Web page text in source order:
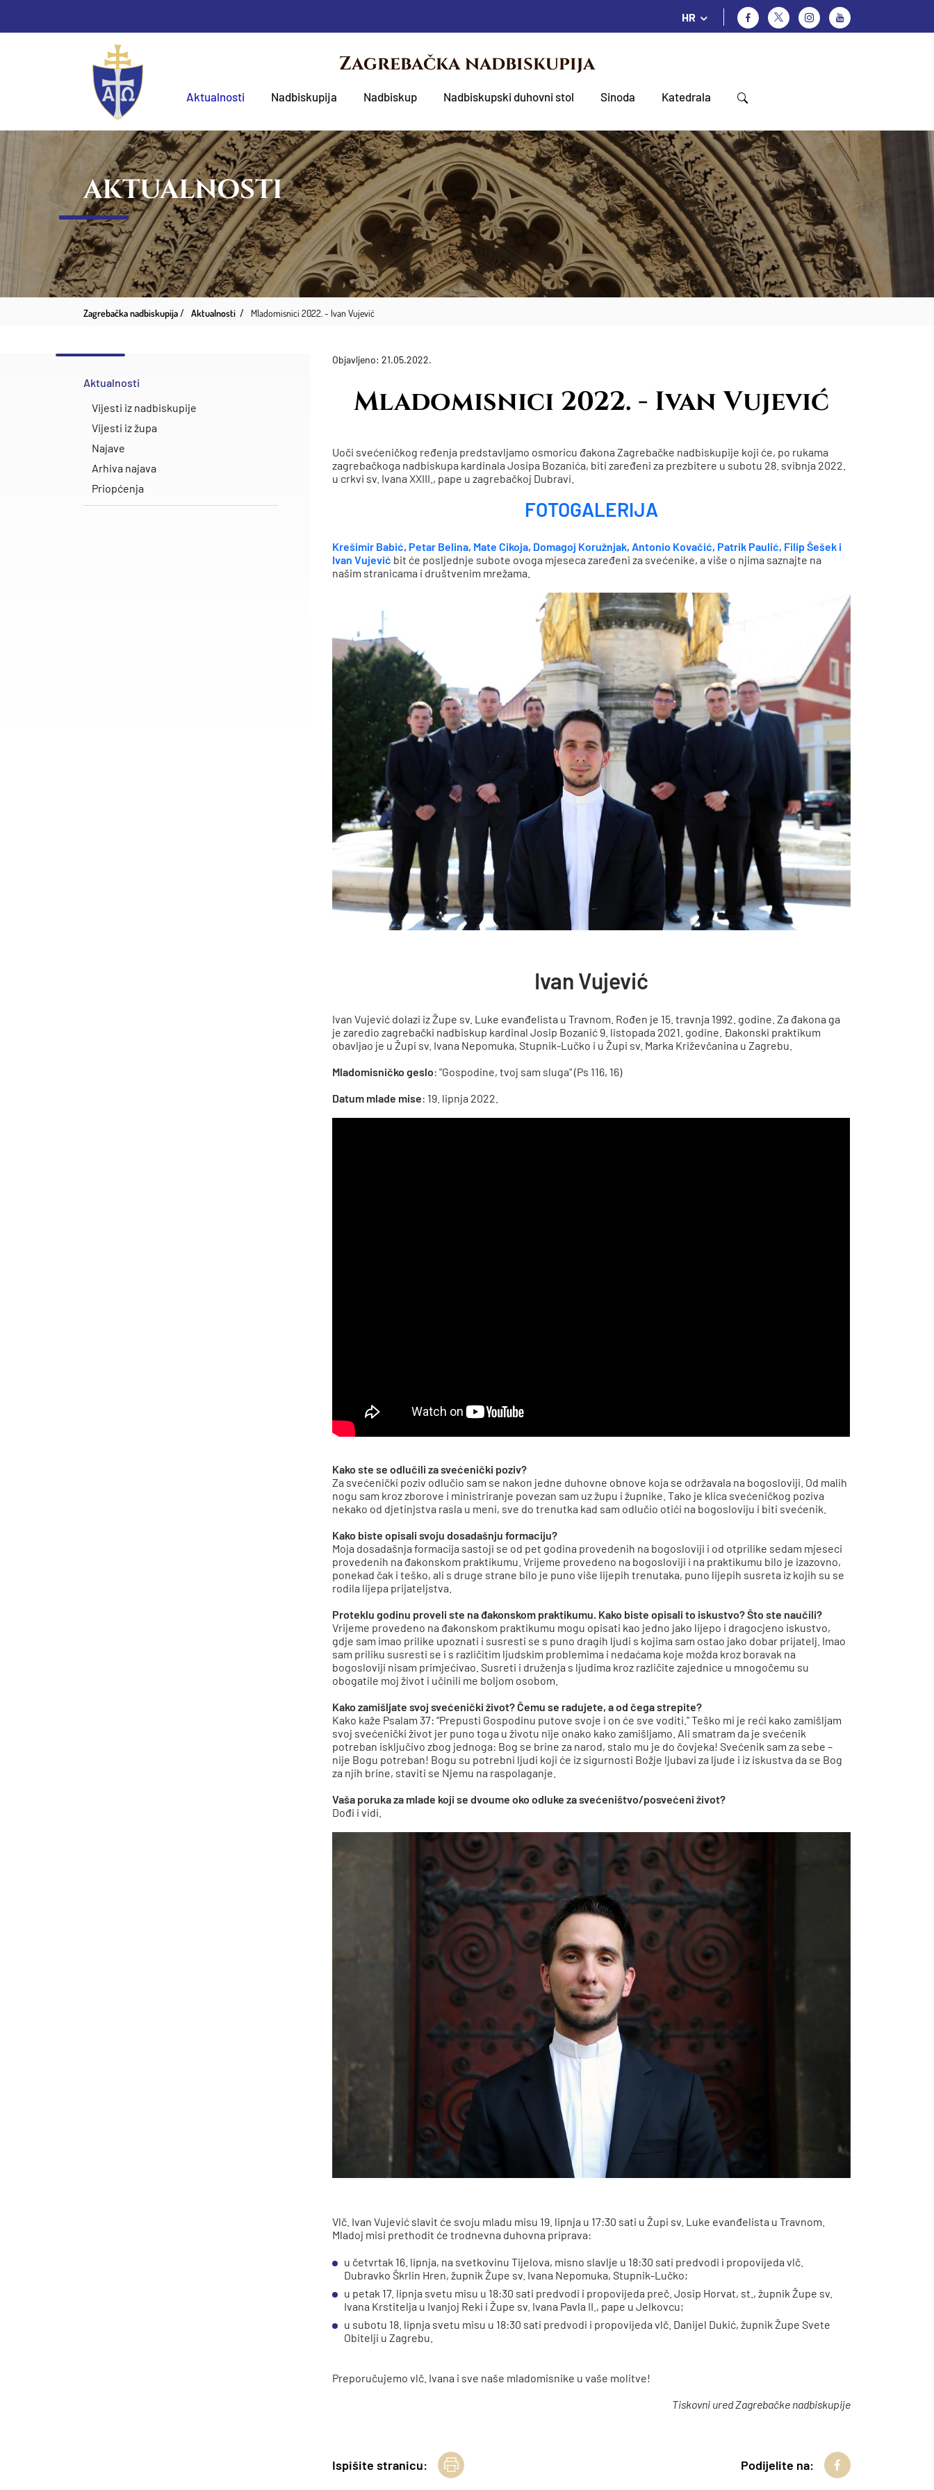
HR
Zagrebačka nadbiskupija
Aktualnosti Nadbiskupija Nadbiskup Nadbiskupski duhovni stol Sinoda Katedrala
AKTUALNOSTI
Zagrebačka nadbiskupija Aktualnosti Mladomisnici 2022. - Ivan Vujević
Aktualnosti
Vijesti iz nadbiskupije
Vijesti iz župa
Najave
Arhiva najava
Priopćenja
Objavljeno: 21.05.2022.
Mladomisnici 2022. - Ivan Vujević
Uoči svećeničkog ređenja predstavljamo osmoricu đakona Zagrebačke nadbiskupije koji će, po rukama
zagrebačkoga nadbiskupa kardinala Josipa Bozanića, biti zaređeni za prezbitere u subotu 28. svibnja 2022.
u crkvi sv. Ivana XXIII., pape u zagrebačkoj Dubravi.
FOTOGALERIJA
Krešimir Babić, Petar Belina, Mate Cikoja, Domagoj Koružnjak, Antonio Kovačić, Patrik Paulić, Filip Šešek i
Ivan Vujević bit će posljednje subote ovoga mjeseca zaređeni za svećenike, a više o njima saznajte na
našim stranicama i društvenim mrežama.
Ivan Vujević
Ivan Vujević dolazi iz Župe sv. Luke evanđelista u Travnom. Rođen je 15. travnja 1992. godine. Za đakona ga
je zaredio zagrebački nadbiskup kardinal Josip Bozanić 9. listopada 2021. godine. Đakonski praktikum
obavljao je u Župi sv. Ivana Nepomuka, Stupnik-Lučko i u Župi sv. Marka Križevčanina u Zagrebu.
Mladomisničko geslo: "Gospodine, tvoj sam sluga" (Ps 116, 16)
Datum mlade mise: 19. lipnja 2022.
Kako ste se odlučili za svećenički poziv?
Za svećenički poziv odlučio sam se nakon jedne duhovne obnove koja se održavala na bogosloviji. Od malih
nogu sam kroz zborove i ministriranje povezan sam uz župu i župnike. Tako je klica svećeničkog poziva
nekako od djetinjstva rasla u meni, sve do trenutka kad sam odlučio otići na bogosloviju i biti svećenik.
Kako biste opisali svoju dosadašnju formaciju?
Moja dosadašnja formacija sastoji se od pet godina provedenih na bogosloviji i od otprilike sedam mjeseci
provedenih na đakonskom praktikumu. Vrijeme provedeno na bogosloviji i na praktikumu bilo je izazovno,
ponekad čak i teško, ali s druge strane bilo je puno više lijepih trenutaka, puno lijepih susreta iz kojih su se
rodila lijepa prijateljstva.
Proteklu godinu proveli ste na đakonskom praktikumu. Kako biste opisali to iskustvo? Što ste naučili?
Vrijeme provedeno na đakonskom praktikumu mogu opisati kao jedno jako lijepo i dragocjeno iskustvo,
gdje sam imao prilike upoznati i susresti se s puno dragih ljudi s kojima sam ostao jako dobar prijatelj. Imao
sam priliku susresti se i s različitim ljudskim problemima i nedaćama koje možda kroz boravak na
bogosloviji nisam primjećivao. Susreti i druženja s ljudima kroz različite zajednice u mnogočemu su
obogatile moj život i učinili me boljom osobom.
Kako zamišljate svoj svećenički život? Čemu se radujete, a od čega strepite?
Kako kaže Psalam 37: “Prepusti Gospodinu putove svoje i on će sve voditi.” Teško mi je reći kako zamišljam
svoj svećenički život jer puno toga u životu nije onako kako zamišljamo. Ali smatram da je svećenik
potreban isključivo zbog jednoga: Bog se brine za narod, stalo mu je do čovjeka! Svećenik sam za sebe –
nije Bogu potreban! Bogu su potrebni ljudi koji će iz sigurnosti Božje ljubavi za ljude i iz iskustva da se Bog
za njih brine, staviti se Njemu na raspolaganje.
Vaša poruka za mlade koji se dvoume oko odluke za svećeništvo/posvećeni život?
Dođi i vidi.
Vlč. Ivan Vujević slavit će svoju mladu misu 19. lipnja u 17:30 sati u Župi sv. Luke evanđelista u Travnom.
Mladoj misi prethodit će trodnevna duhovna priprava:
u četvrtak 16. lipnja, na svetkovinu Tijelova, misno slavlje u 18:30 sati predvodi i propovijeda vlč.
Dubravko Škrlin Hren, župnik Župe sv. Ivana Nepomuka, Stupnik-Lučko;
u petak 17. lipnja svetu misu u 18:30 sati predvodi i propovijeda preč. Josip Horvat, st., župnik Župe sv.
Ivana Krstitelja u Ivanjoj Reki i Župe sv. Ivana Pavla II., pape u Jelkovcu;
u subotu 18. lipnja svetu misu u 18:30 sati predvodi i propovijeda vlč. Danijel Dukić, župnik Župe Svete
Obitelji u Zagrebu.
Preporučujemo vlč. Ivana i sve naše mladomisnike u vaše molitve!
Tiskovni ured Zagrebačke nadbiskupije
Ispišite stranicu: Podijelite na: